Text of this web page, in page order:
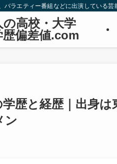
バラエティー番組などに出演している
高校・大学
偏差値.com
歴と経歴｜出身
ン